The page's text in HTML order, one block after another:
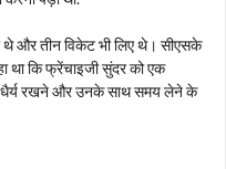
थे और तीन विकेट भी लिए थे। सीएसके
था कि फ्रेंचाइजी सुंदर को एक
धैर्य रखने और उनके साथ समय लेने के